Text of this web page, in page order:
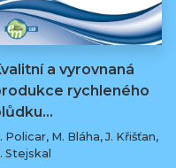
a vyrovnaná
rychleného
Policar, M. Bláha, J. Křišťan,
Stejskal